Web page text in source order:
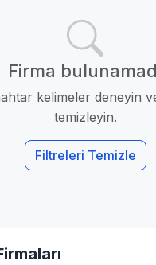
Firma
kelimeler deneyin
temizleyin.
Filtreleri Temizle